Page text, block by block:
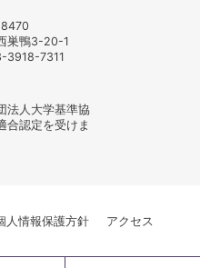
巣鴨3-20-1
3918-7311
法人大学基準協
合認定を受けま
人情報保護方針
アクセス